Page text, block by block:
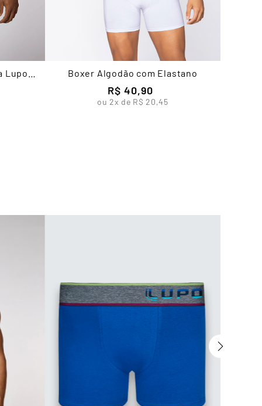
Lupo Boxer Algodão com Elastano
R$ 40,90
ou2x de R$ 20,45